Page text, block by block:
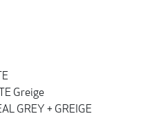
Greige
GREY + GREIGE